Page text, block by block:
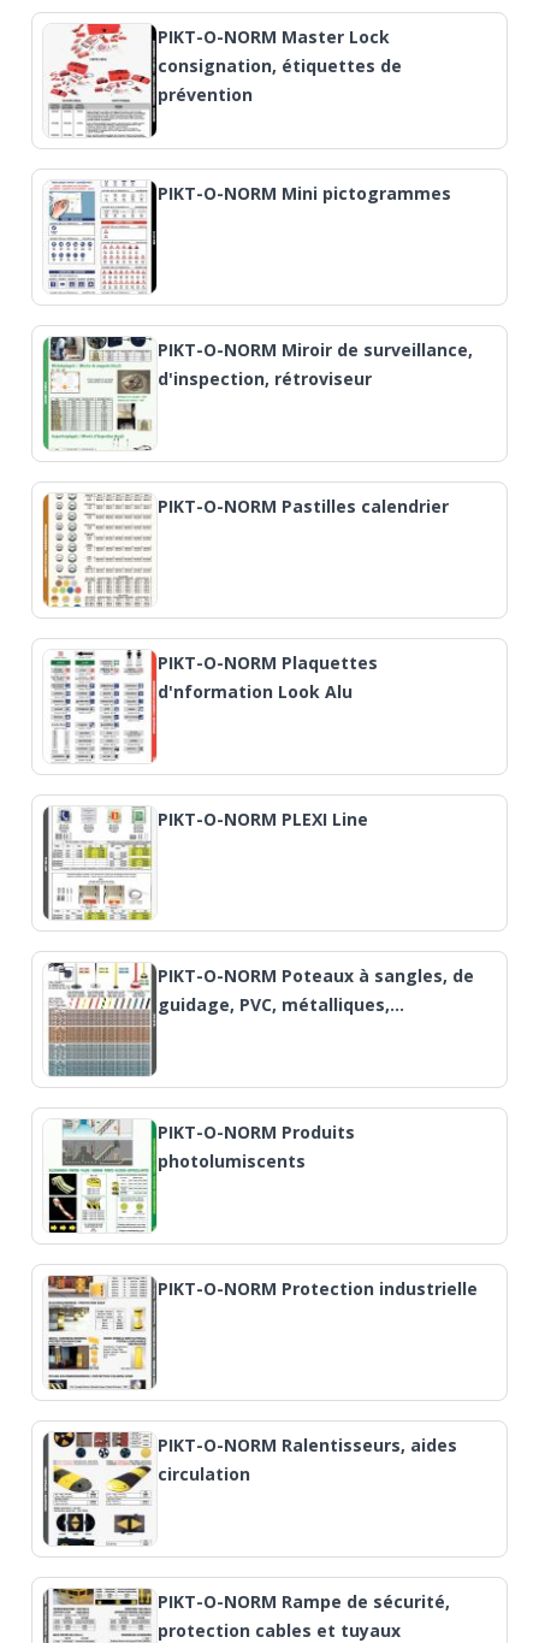
PIKT-O-NORM Master Lock
consignation, étiquettes de
prévention
PIKT-O-NORM Mini pictogrammes
PIKT-O-NORM Miroir de surveillance,
d'inspection, rétroviseur
PIKT-O-NORM Pastilles calendrier
PIKT-O-NORM Plaquettes
d'nformation Look Alu
PIKT-O-NORM PLEXI Line
PIKT-O-NORM Poteaux à sangles, de
guidage, PVC, métalliques,…
PIKT-O-NORM Produits
photolumiscents
PIKT-O-NORM Protection industrielle
PIKT-O-NORM Ralentisseurs, aides
circulation
PIKT-O-NORM Rampe de sécurité,
protection cables et tuyaux